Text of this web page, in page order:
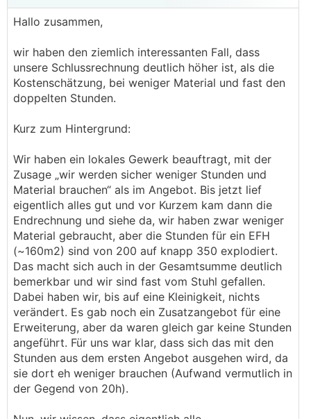
Hallo zusammen,
wir haben den ziemlich interessanten Fall, dass
unsere Schlussrechnung deutlich höher ist, als die
Kostenschätzung, bei weniger Material und fast den
doppelten Stunden.
Kurz zum Hintergrund:
Wir haben ein lokales Gewerk beauftragt, mit der
Zusage „wir werden sicher weniger Stunden und
Material brauchen“ als im Angebot. Bis jetzt lief
eigentlich alles gut und vor Kurzem kam dann die
Endrechnung und siehe da, wir haben zwar weniger
Material gebraucht, aber die Stunden für ein EFH
(~160m2) sind von 200 auf knapp 350 explodiert.
Das macht sich auch in der Gesamtsumme deutlich
bemerkbar und wir sind fast vom Stuhl gefallen.
Dabei haben wir, bis auf eine Kleinigkeit, nichts
verändert. Es gab noch ein Zusatzangebot für eine
Erweiterung, aber da waren gleich gar keine Stunden
angeführt. Für uns war klar, dass sich das mit den
Stunden aus dem ersten Angebot ausgehen wird, da
sie dort eh weniger brauchen (Aufwand vermutlich in
der Gegend von 20h).